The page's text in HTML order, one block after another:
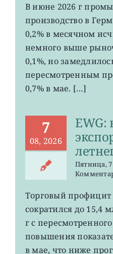
В июне 2026 г
производство в
0,2% в месячном
немного выше
0,1%, но
пересмотренным
0,7% в мае. […]
7
08, 2026
Пятница, 7
Торговый
сократился до 15,4
г с
повышения
в мае, что ниже